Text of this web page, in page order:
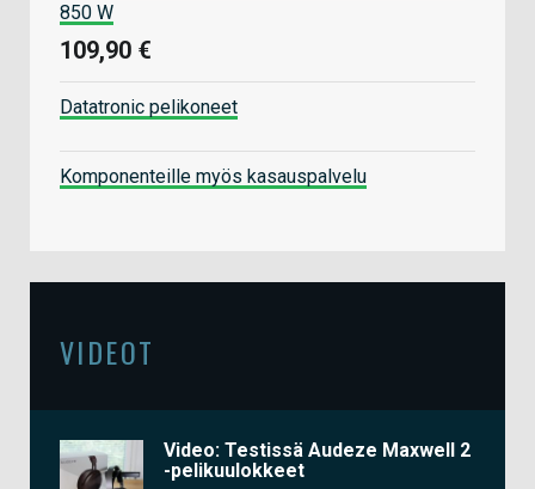
850 W
109,90 €
Datatronic pelikoneet
Komponenteille myös kasauspalvelu
VIDEOT
Video: Testissä Audeze Maxwell 2
-pelikuulokkeet